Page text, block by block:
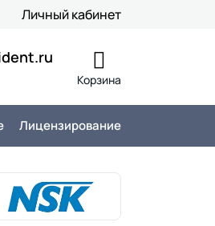
Личный кабинет
Корзина
Лицензирование